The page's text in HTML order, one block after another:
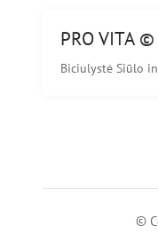
PRO VITA
Biciulystė Siūlo in
©